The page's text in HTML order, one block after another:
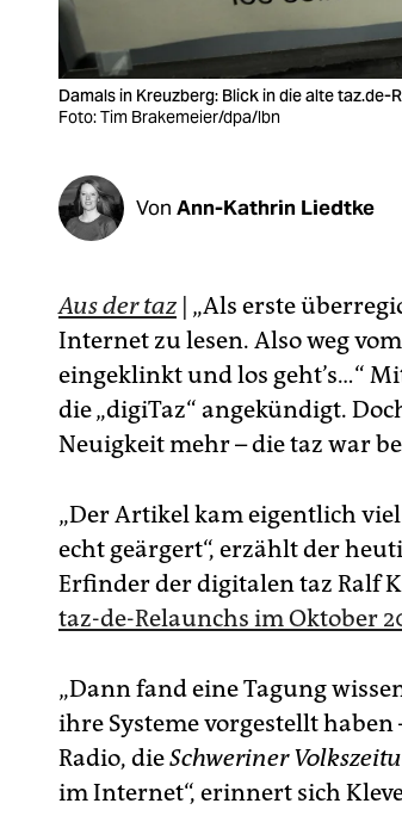
Damals in Kreuzberg: Blick in die alte
Foto: Tim Brakemeier/dpa/lbn
Von Ann-Kathrin Liedtke
Aus der taz | „Als erste
Internet zu lesen. Also weg
eingeklinkt und los geht’s…“
die „digiTaz“ angekündigt.
Neuigkeit mehr – die taz war
„Der Artikel kam eigentlich
echt geärgert“, erzählt der
Erfinder der digitalen taz Ralf
taz-de-Relaunchs im Oktober
„Dann fand eine Tagung
ihre Systeme vorgestellt
Radio, dieSchweriner
im Internet“, erinnert sich